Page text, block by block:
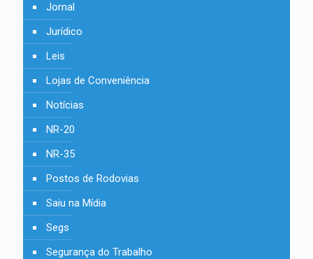
Jornal
Jurídico
Leis
Lojas de Conveniência
Notícias
NR-20
NR-35
Postos de Rodovias
Saiu na Mídia
Segs
Segurança do Trabalho